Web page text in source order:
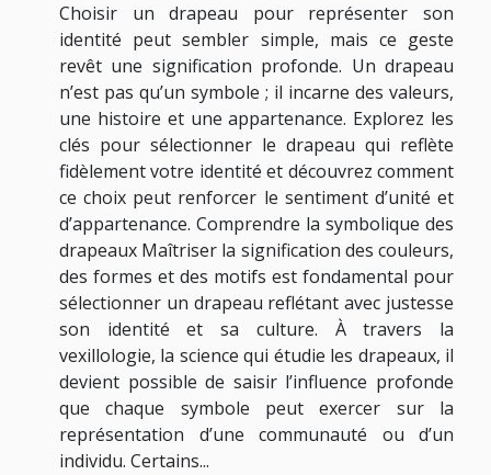
Choisir un drapeau pour représenter son
identité peut sembler simple, mais ce geste
revêt une signification profonde. Un drapeau
n’est pas qu’un symbole ; il incarne des valeurs,
une histoire et une appartenance. Explorez les
clés pour sélectionner le drapeau qui reflète
fidèlement votre identité et découvrez comment
ce choix peut renforcer le sentiment d’unité et
d’appartenance. Comprendre la symbolique des
drapeaux Maîtriser la signification des couleurs,
des formes et des motifs est fondamental pour
sélectionner un drapeau reflétant avec justesse
son identité et sa culture. À travers la
vexillologie, la science qui étudie les drapeaux, il
devient possible de saisir l’influence profonde
que chaque symbole peut exercer sur la
représentation d’une communauté ou d’un
individu. Certains...